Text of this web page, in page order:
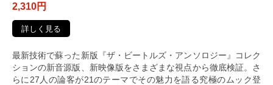
2,310円
詳しく見る
最新技術で蘇った新版『ザ・ビートルズ・アンソロジー』コレク
ションの新音源版、新映像版をさまざまな視点から徹底検証。さ
らに27人の論客が21のテーマでその魅力を語る究極のムック登